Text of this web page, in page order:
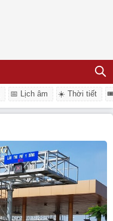
📅 Lịch âm ☀️ Thời tiết